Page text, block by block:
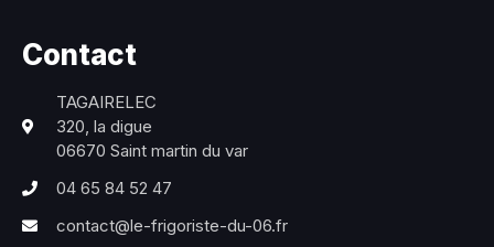
Contact
TAGAIRELEC
320, la digue
06670 Saint martin du var
04 65 84 52 47
contact@le-frigoriste-du-06.fr